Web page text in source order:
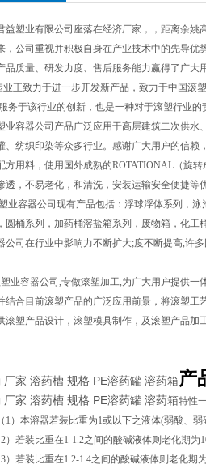
益塑业有限公司座落在经济厂家，，距离余姚
，公司重视并积极自身在产业技术中的先导
品质量、研发力度、售后服务能力赢得了广大
正致力于进一步开发新产品，致力于中国滚
务于该行业的创新，也是一种对于滚塑行业的
容器公司产品广泛应用于高层建筑二次供水
、纺织印染等众多行业。感谢广大用户的信
方用料，使用国外成熟的ROTATIONAL（旋
透，不易老化，和清洗，安装运输安全便捷等
容器公司现有产品包括：浮球浮体系列，泳
圆桶系列，加药桶溶盐箱系列，废物箱，化
公司在行业中影响力不断扩大;度不断提高,许
容器公司,专做滚塑加工,为广大用户提供一
结合目前滚塑产品的广泛应用前景，将滚塑
滚塑产品设计，滚塑模具制作，及滚塑产品加
厂家 溶药槽 规格 PE溶药罐 溶药箱产
厂家 溶药槽 规格 PE溶药罐 溶药箱特性
1）本溶器若装比重为1或以下之液体(弱酸、
装比重在1-1.2之间的酸碱液体则老化期为
装比重在1.2-1.4之间的酸碱液体则老化期为